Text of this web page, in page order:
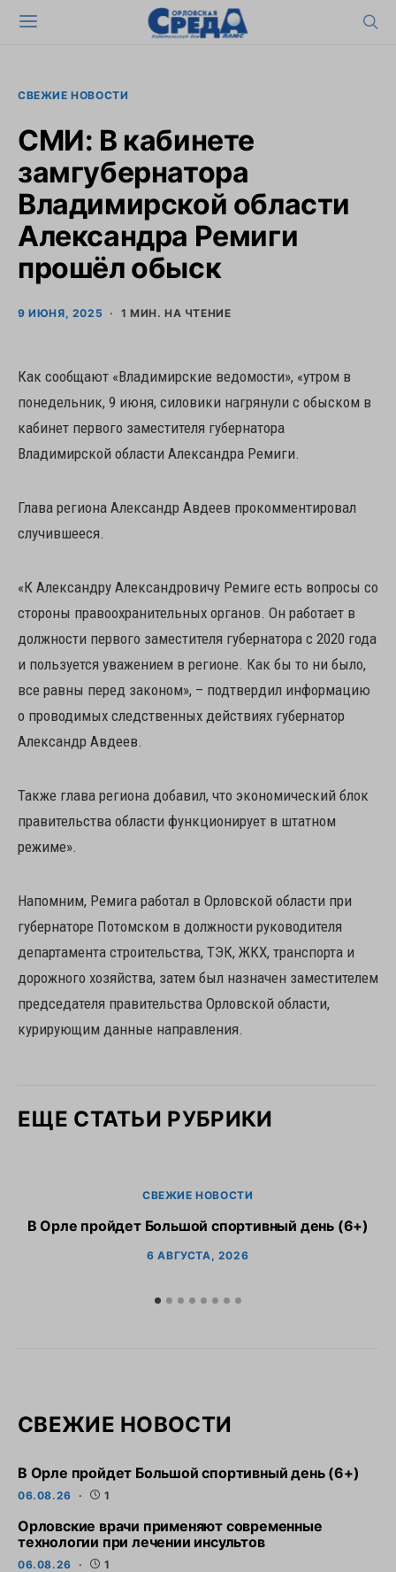
СВЕЖИЕ НОВОСТИ
СМИ: В кабинете
замгубернатора
Владимирской области
Александра Ремиги
прошёл обыск
9 ИЮНЯ, 2025 1 МИН. НА ЧТЕНИЕ
Как сообщают «Владимирские ведомости», «утром в
понедельник, 9 июня, силовики нагрянули с обыском в
кабинет первого заместителя губернатора
Владимирской области Александра Ремиги.
Глава региона Александр Авдеев прокомментировал
случившееся.
«К Александру Александровичу Ремиге есть вопросы со
стороны правоохранительных органов. Он работает в
должности первого заместителя губернатора с 2020 года
и пользуется уважением в регионе. Как бы то ни было,
все равны перед законом», – подтвердил информацию
о проводимых следственных действиях губернатор
Александр Авдеев.
Также глава региона добавил, что экономический блок
правительства области функционирует в штатном
режиме».
Напомним, Ремига работал в Орловской области при
губернаторе Потомском в должности руководителя
департамента строительства, ТЭК, ЖКХ, транспорта и
дорожного хозяйства, затем был назначен заместителем
председателя правительства Орловской области,
курирующим данные направления.
ЕЩЕ СТАТЬИ РУБРИКИ
СВЕЖИЕ НОВОСТИ
В Орле пройдет Большой спортивный день (6+)
6 АВГУСТА, 2026
СВЕЖИЕ НОВОСТИ
В Орле пройдет Большой спортивный день (6+)
06.08.26 1
Орловские врачи применяют современные
технологии при лечении инсультов
06.08.26 1